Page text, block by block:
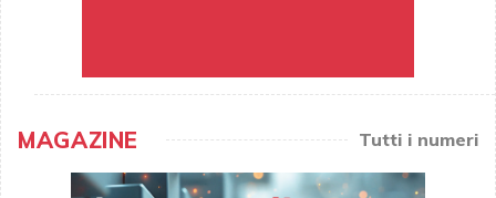
MAGAZINE Tutti i numeri